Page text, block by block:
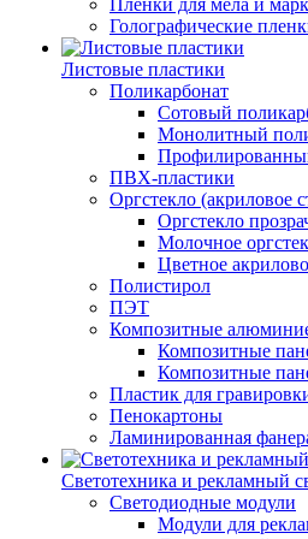
Пленки для мела и
Голографические
Листовые пластики
Поликарбонат
Сотовый
Монолитный
ПВХ-пластики
Оргстекло (акриловое
Оргстекло
Молочное
Цветное
Полистирол
ПЭТ
Композитные
Композитные
Композитные
Пластик для
Пенокартоны
Ламинированная
Светотехника и рекламный
Светодиодные модули
Модули для